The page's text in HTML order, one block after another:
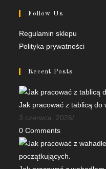
Follow Us
Opens
in
new
tab
Opens
in
new
tab
Regulamin sklepu
Polityka prywatności
Recent Posts
Jak pracować z tablicą do
3 czerwca, 2026/
0 Comments